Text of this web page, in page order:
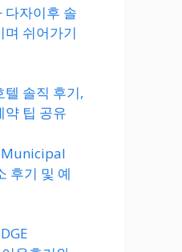
다자이후 솔
며 쉬어가기
텔 솔직 후기,
약 팁 공유
Municipal
후기 및 예